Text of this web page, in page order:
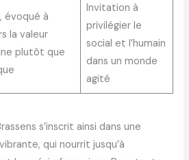
évoqué à
la valeur
plutôt que
Invitation à
privilégier le
social et l’humain
dans un monde
agité
s’inscrit ainsi dans une
qui nourrit jusqu’à